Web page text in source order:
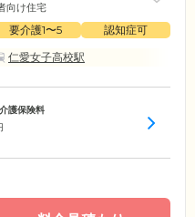
向け住宅
要介護1〜5
認知症可
仁愛女子高校駅
護保険料